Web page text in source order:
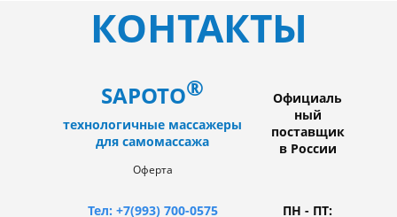
КОНТАКТЫ
SAPOTO®
технологичные массажеры
для самомассажа
Оферта
Официаль
ный
поставщик
в России
Тел: +7(993) 700-0575 ПН - ПТ: